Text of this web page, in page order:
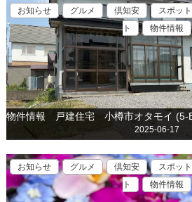
お知らせ グルメ 倶知安 スポット
ト
物件情報
2025-06-17
お知らせ グルメ 倶知安 スポット
ト
物件情報